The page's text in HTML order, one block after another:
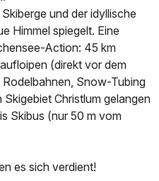
und der idyllische
Himmel spiegelt. Eine
Action: 45 km
(direkt vor dem
Snow-Tubing
Christlum gelangen
Skibus (nur 50 m vom
es sich verdient!